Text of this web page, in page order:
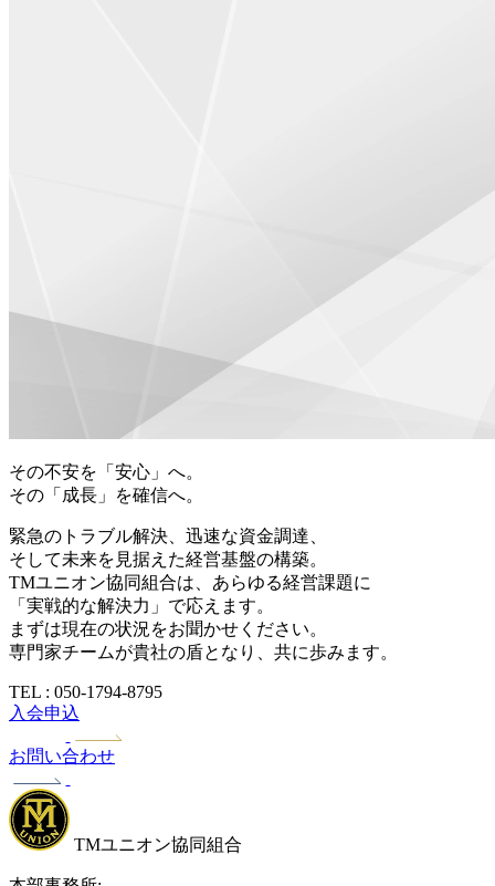
その不安を「安心」へ。
その「成長」を確信へ。
緊急のトラブル解決、迅速な資金調達、
そして未来を見据えた経営基盤の構築。
TMユニオン協同組合は、あらゆる経営課題に
「実戦的な解決力」で応えます。
まずは現在の状況をお聞かせください。
専門家チームが貴社の盾となり、共に歩みます。
TEL : 050-1794-8795
入会申込
お問い合わせ
TMユニオン協同組合